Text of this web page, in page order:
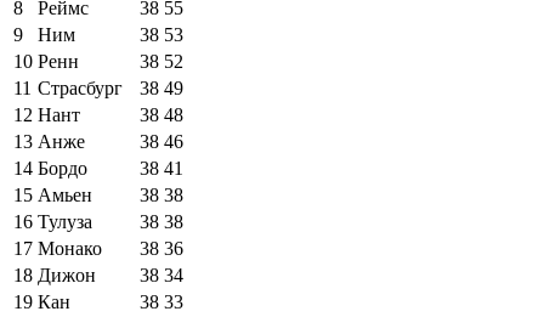
8
Реймс 38 55
9
Ним 38 53
10 Ренн 38 52
11 Страсбург 38 49
12 Нант 38 48
13 Анже 38 46
14 Бордо 38 41
15 Амьен 38 38
16 Тулуза 38 38
17 Монако 38 36
18 Дижон 38 34
19 Кан 38 33